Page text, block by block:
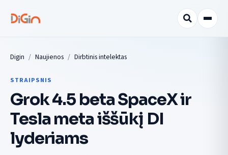
Digin Naujienos Dirbtinis intelektas
STRAIPSNIS
Grok 4.5 beta SpaceX ir
Tesla meta iššūkį DI
lyderiams